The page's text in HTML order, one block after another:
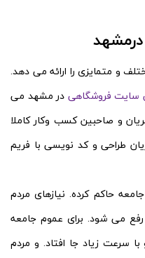
و متمایزی را ارائه می دهد.
سایت فروشگاهی در مشهد می
و صاحبین کسب وکار کاملا
طراحی و کد نویسی با فریم
حاکم کرده. نیازهای مردم
می شود. برای عموم جامعه
سرعت زیاد جا افتاد. و مردم